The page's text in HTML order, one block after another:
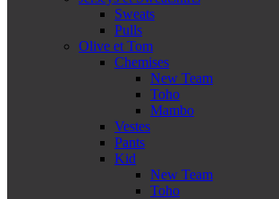
Sweats
Pulls
Olive et Tom
Chemises
New Team
Toho
Mambo
Vestes
Pants
Kid
New Team
Toho